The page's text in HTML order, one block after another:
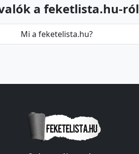
a feketlista.hu-ról
Mi a feketelista.hu?